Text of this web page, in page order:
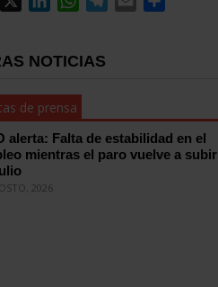
NOTICIAS
de prensa
alerta: Falta de estabilidad en el
mientras el paro vuelve a subir
2026